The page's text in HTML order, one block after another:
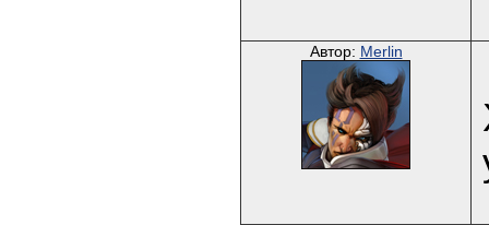
Автор: Merlin